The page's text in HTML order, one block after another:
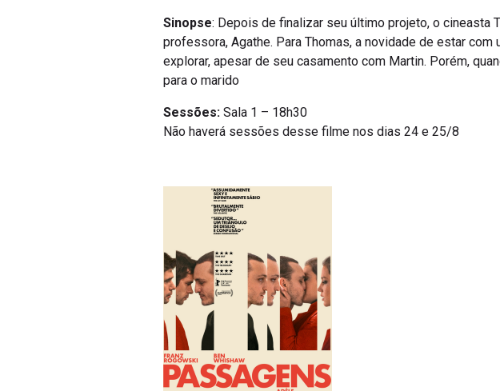
Sinopse: Depois de finalizar seu último projeto, o cineasta
professora, Agathe. Para Thomas, a novidade de estar
explorar, apesar de seu casamento com Martin. Porém,
para o marido
Sessões: Sala 1 – 18h30
Não haverá sessões desse filme nos dias 24 e 25/8